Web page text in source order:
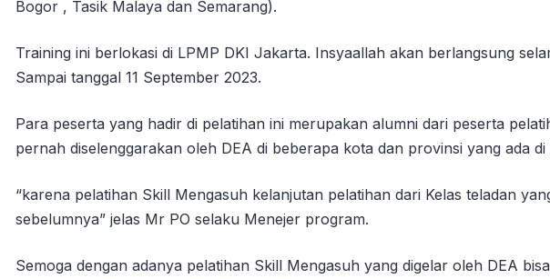
Bogor , Tasik Malaya dan Semarang).
Training ini berlokasi di LPMP DKI Jakarta. Insyaallah akan berlangsung
Sampai tanggal 11 September 2023.
Para peserta yang hadir di pelatihan ini merupakan alumni dari peserta
pernah diselenggarakan oleh DEA di beberapa kota dan provinsi yang ada di
“karena pelatihan Skill Mengasuh kelanjutan pelatihan dari Kelas teladan
sebelumnya” jelas Mr PO selaku Menejer program.
Semoga dengan adanya pelatihan Skill Mengasuh yang digelar oleh DEA